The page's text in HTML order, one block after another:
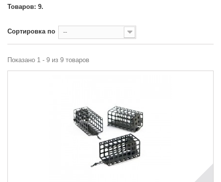
Товаров: 9.
Сортировка по --
Показано 1 - 9 из 9 товаров